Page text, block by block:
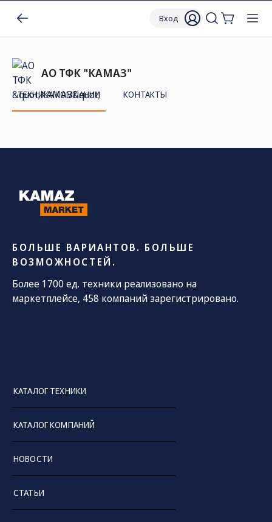
Вход
СОЦ. СЕТИ ТЕЛЕФОН
АО ТФК "КАМАЗ"
ТЕХНИКА КОМПАНИИ КОНТАКТЫ
БОЛЬШЕ ВАРИАНТОВ. БОЛЬШЕ
ВОЗМОЖНОСТЕЙ.
Более 1700 ед. техники реализовано на
маркетплейсе, 458 компаний зарегистрировано.
КАТАЛОГ ТЕХНИКИ
КАТАЛОГ КОМПАНИЙ
НОВОСТИ
СТАТЬИ